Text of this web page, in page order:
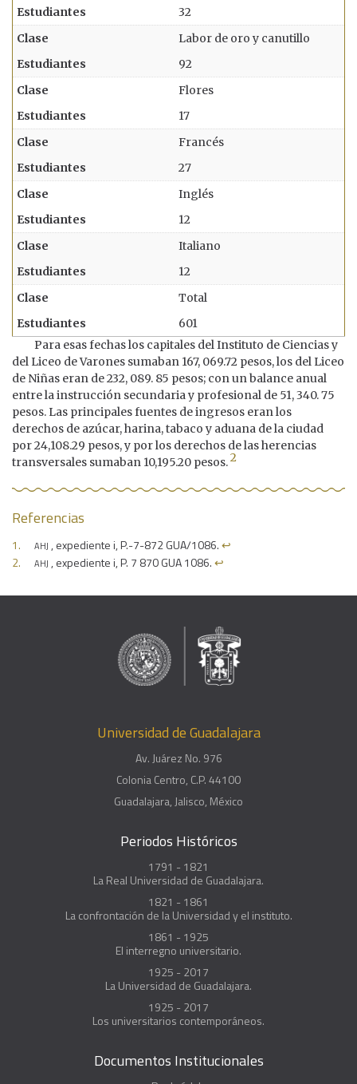
32
Labor de oro y canutillo
92
Flores
17
Francés
27
Inglés
12
Italiano
12
Total
601
Para esas fechas los capitales del Instituto de Ciencias y
del Liceo de Varones sumaban 167, 069.72 pesos, los del Liceo
de Niñas eran de 232, 089. 85 pesos; con un balance anual
entre la instrucción secundaria y profesional de 51, 340. 75
pesos. Las principales fuentes de ingresos eran los
derechos de azúcar, harina, tabaco y aduana de la ciudad
por 24,108.29 pesos, y por los derechos de las herencias
transversales sumaban 10,195.20 pesos.2
Referencias
ahj , expediente i, P.-7-872 GUA/1086.↩︎
ahj , expediente i, P. 7 870 GUA 1086.↩︎
Universidad de Guadalajara
Av. Juárez No. 976
Colonia Centro, C.P. 44100
Guadalajara, Jalisco, México
Periodos Históricos
1791 - 1821
La Real Universidad de Guadalajara.
1821 - 1861
La confrontación de la Universidad y el instituto.
1861 - 1925
El interregno universitario.
1925 - 2017
La Universidad de Guadalajara.
1925 - 2017
Los universitarios contemporáneos.
Documentos Institucionales